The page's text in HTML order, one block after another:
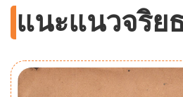
แนะแนวจริย